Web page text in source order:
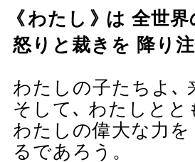
《わたし 》は 全世界
怒りと裁きを 降り
わたしの子たちよ､
そして､ わたしと
わたしの偉大な力
るであろう。